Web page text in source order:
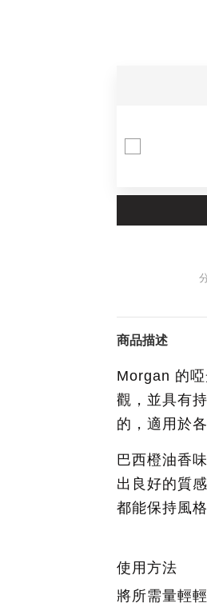
商品描述
Morgan 的
觀，並具有
的，適用於
巴西橙油香
出良好的質
都能保持風格
使用方法
將所需量輕